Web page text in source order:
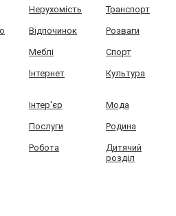
Нерухомість Транспорт
Відпочинок Розваги
Меблі Спорт
Інтернет Культура
Інтер'єр Мода
Послуги Родина
Робота
Дитячий
розділ